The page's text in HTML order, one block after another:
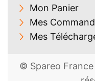
Mon Panier
Mes
Mes
© Spareo